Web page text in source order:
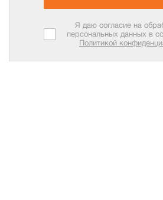
Я даю согласие на
персональных данных в
Политикой